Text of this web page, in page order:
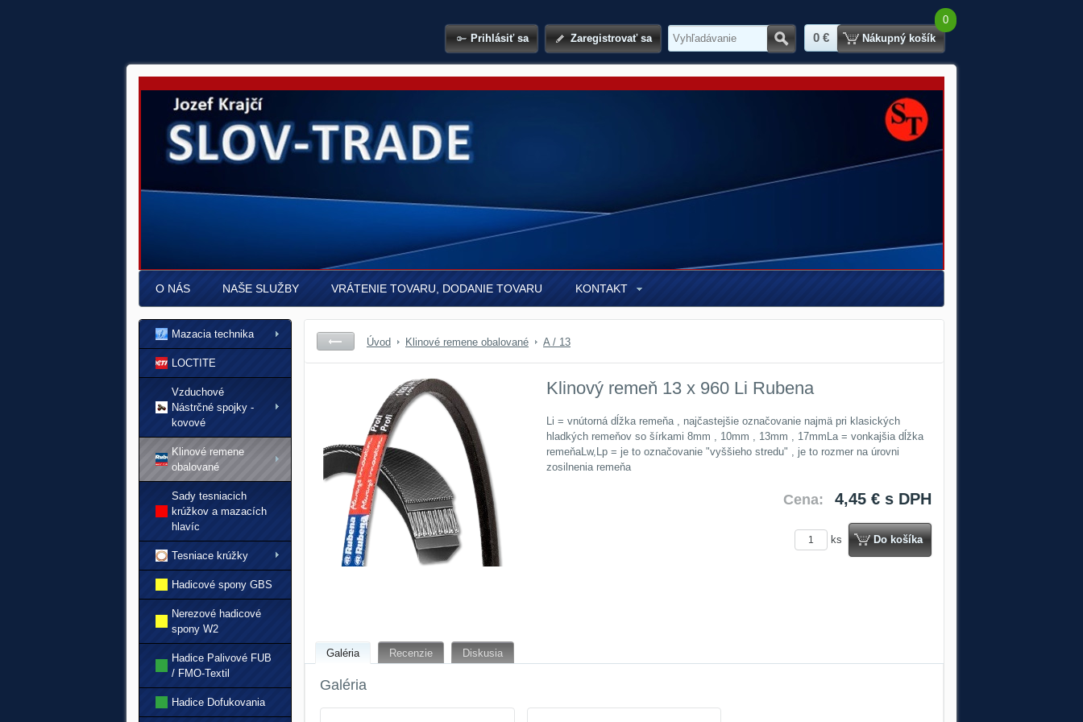
Prihlásiť sa Zaregistrovať sa Hľadať
0 €
0
Nákupný košík
O NÁS NAŠE SLUŽBY VRÁTENIE TOVARU, DODANIE TOVARU KONTAKT
Úvod Klinové remene obalované A / 13
Klinový remeň 13 x 960 Li Rubena
Li = vnútorná dĺžka remeňa , najčastejšie označovanie najmä pri klasických
hladkých remeňov so šírkami 8mm , 10mm , 13mm , 17mmLa = vonkajšia dĺžka
remeňaLw,Lp = je to označovanie "vyššieho stredu" , je to rozmer na úrovni
zosilnenia remeňa
Cena: 4,45 € s DPH
ks Do košíka
Galéria Recenzie Diskusia
Galéria
Mazacia technika
LOCTITE
Vzduchové
Nástrčné spojky -
kovové
Klinové remene
obalované
Sady tesniacich
krúžkov a mazacích
hlavíc
Tesniace krúžky
Hadicové spony GBS
Nerezové hadicové
spony W2
Hadice Palivové FUB
/ FMO-Textil
Hadice Dofukovania